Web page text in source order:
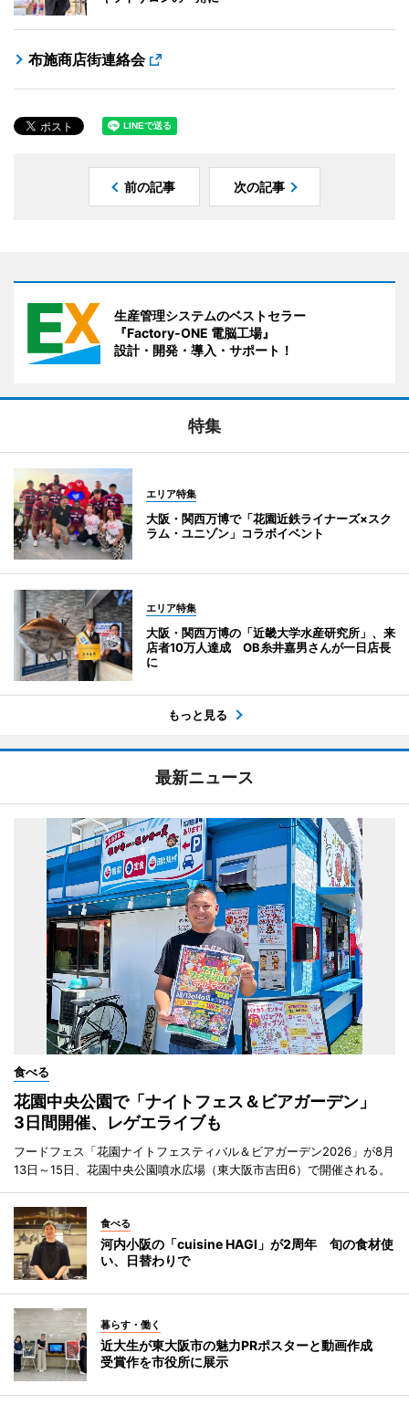
布施商店街連絡会
前の記事 次の記事
生産管理システムのベストセラー
『Factory-ONE 電脳工場』
設計・開発・導入・サポート！
特集
エリア特集
大阪・関西万博で「花園近鉄ライナーズ×スク
ラム・ユニゾン」コラボイベント
エリア特集
大阪・関西万博の「近畿大学水産研究所」、来
店者10万人達成 OB糸井嘉男さんが一日店長
に
もっと見る
最新ニュース
食べる
花園中央公園で「ナイトフェス＆ビアガーデン」
3日間開催、レゲエライブも
フードフェス「花園ナイトフェスティバル＆ビアガーデン2026」が8月
13日～15日、花園中央公園噴水広場（東大阪市吉田6）で開催される。
食べる
河内小阪の「cuisine HAGI」が2周年 旬の食材使
い、日替わりで
暮らす・働く
近大生が東大阪市の魅力PRポスターと動画作成
受賞作を市役所に展示